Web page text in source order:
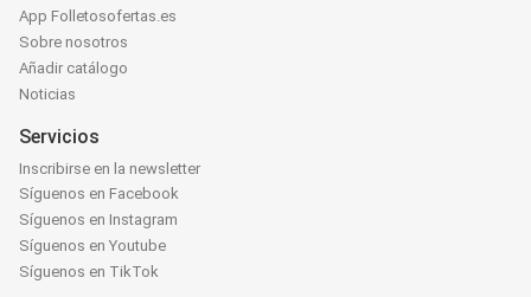
App Folletosofertas.es
Sobre nosotros
Añadir catálogo
Noticias
Servicios
Inscribirse en la newsletter
Síguenos en Facebook
Síguenos en Instagram
Síguenos en Youtube
Síguenos en TikTok